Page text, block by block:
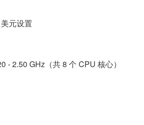
元设置
- 2.50 GHz（共 8 个 CPU 核心）